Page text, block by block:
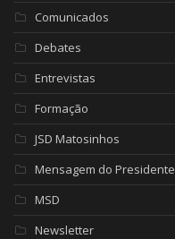
Comunicados
Debates
Entrevistas
Formação
JSD Matosinhos
Mensagem do Presidente
MSD
Newsletter